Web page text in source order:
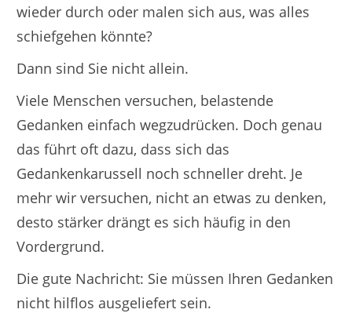
wieder durch oder malen sich aus, was alles
schiefgehen könnte?
Dann sind Sie nicht allein.
Viele Menschen versuchen, belastende
Gedanken einfach wegzudrücken. Doch genau
das führt oft dazu, dass sich das
Gedankenkarussell noch schneller dreht. Je
mehr wir versuchen, nicht an etwas zu denken,
desto stärker drängt es sich häufig in den
Vordergrund.
Die gute Nachricht: Sie müssen Ihren Gedanken
nicht hilflos ausgeliefert sein.